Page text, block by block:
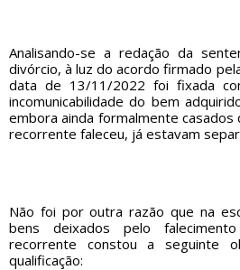
Analisando-se a redação da
divórcio, à luz do acordo firmado
data de 13/11/2022 foi fixada
incomunicabilidade do bem
embora ainda formalmente
recorrente faleceu, já estavam
Não foi por outra razão que na
bens deixados pelo
recorrente constou a seguinte
qualificação: